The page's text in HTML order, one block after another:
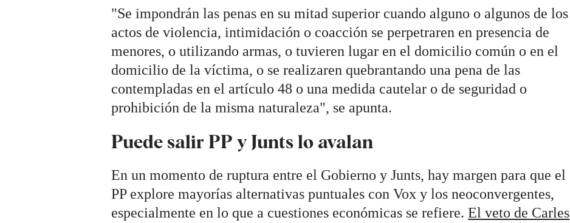
"Se impondrán las penas en su mitad superior cuando alguno o algunos de los
actos de violencia, intimidación o coacción se perpetraren en presencia de
menores, o utilizando armas, o tuvieren lugar en el domicilio común o en el
domicilio de la víctima, o se realizaren quebrantando una pena de las
contempladas en el artículo 48 o una medida cautelar o de seguridad o
prohibición de la misma naturaleza", se apunta.
Puede salir PP y Junts lo avalan
En un momento de ruptura entre el Gobierno y Junts, hay margen para que el
PP explore mayorías alternativas puntuales con Vox y los neoconvergentes,
especialmente en lo que a cuestiones económicas se refiere.El veto de Carles